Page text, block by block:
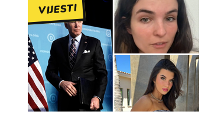
VIJESTI